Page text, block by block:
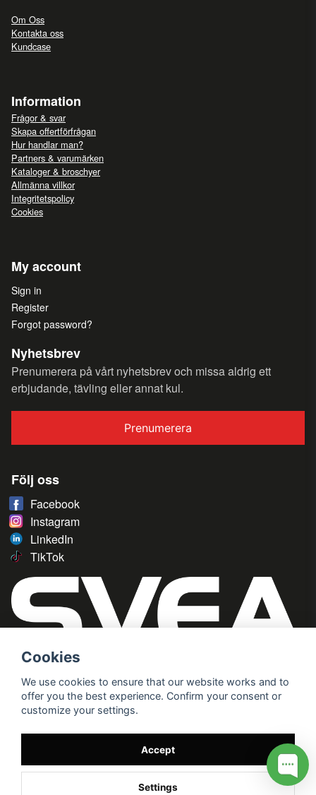
Om Oss
Kontakta oss
Kundcase
Information
Frågor & svar
Skapa offertförfrågan
Hur handlar man?
Partners & varumärken
Kataloger & broschyer
Allmänna villkor
Integritetspolicy
Cookies
My account
Sign in
Register
Forgot password?
Nyhetsbrev
Prenumerera på vårt nyhetsbrev och missa aldrig ett
erbjudande, tävling eller annat kul.
Prenumerera
Följ oss
Facebook
Instagram
LinkedIn
TikTok
Cookies
We use cookies to ensure that our website works and to
offer you the best experience. Confirm your consent or
customize your settings.
Accept
Settings